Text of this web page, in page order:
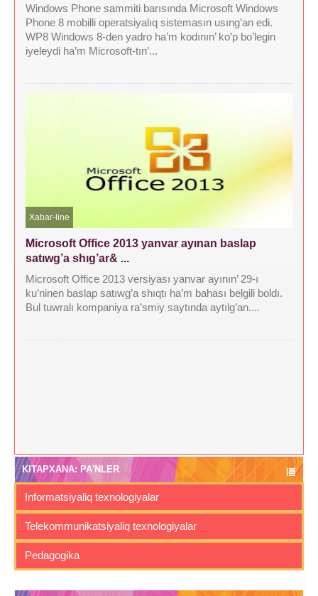
Windows Phone sammiti barısında Microsoft Windows
Phone 8 mobilli operatsiyalıq sistemasın usıng’an edi.
WP8 Windows 8-den yadro ha’m kodının’ ko’p bo’legin
iyeleydi ha’m Microsoft-tın’...
Xabar-line
Microsoft Office 2013 yanvar ayınan baslap
satıwg’a shıg’ar& ...
Microsoft Office 2013 versiyası yanvar ayının’ 29-ı
ku’ninen baslap satıwg’a shıqtı ha’m bahası belgili boldı.
Bul tuwralı kompaniya ra’smiy saytında aytılg’an....
KITAPXANA: PA'NLER
Informatsiyaliq texnologiyalar
Telekommunikatsiyaliq texnologiyalar
Pedagogika